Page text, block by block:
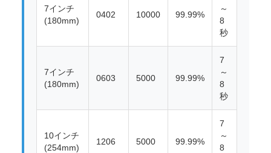
7インチ
(180mm)
0402 10000 99.99%
～
8
秒
7インチ
(180mm)
0603 5000 99.99%
7
～
8
秒
10インチ
(254mm)
1206 5000 99.99%
7
～
8